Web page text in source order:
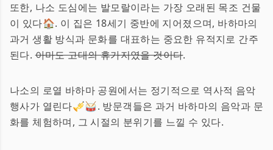
또한, 나소 도심에는 발모랄이라는 가장 오래된 목조 건물
이 있다🏠. 이 집은 18세기 중반에 지어졌으며, 바하마의
과거 생활 방식과 문화를 대표하는 중요한 유적지로 간주
된다.아마도 고대의 휴가지였을 것이다.
나소의 로열 바하마 공원에서는 정기적으로 역사적 음악
행사가 열린다🎺🥁. 방문객들은 과거 바하마의 음악과 문
화를 체험하며, 그 시절의 분위기를 느낄 수 있다.